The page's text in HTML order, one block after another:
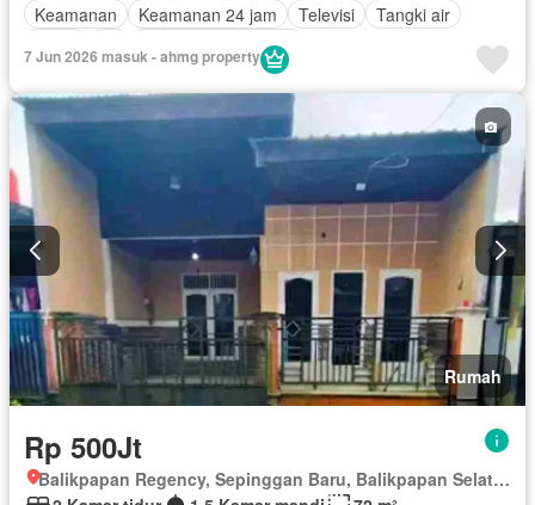
Keamanan
Keamanan 24 jam Televisi
Tangki air
Sebagian perabotan
7 Jun 2026 masuk - ahmg property
Rumah
Rp 500Jt
Balikpapan Regency, Sepinggan Baru, Balikpapan Selatan, Balikpapan, Kalimantan Timur